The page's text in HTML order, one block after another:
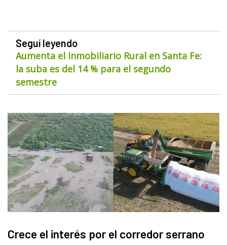
Seguí leyendo
Aumenta el Inmobiliario Rural en Santa Fe:
la suba es del 14 % para el segundo
semestre
Crece el interés por el corredor serrano